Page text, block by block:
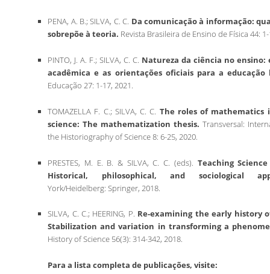
PENA, A. B.; SILVA, C. C. Da comunicação à informação:
sobrepõe à teoria. Revista Brasileira de Ensino de Física 44:
PINTO, J. A. F.; SILVA, C. C. Natureza da ciência no ensino:
acadêmica e as orientações oficiais para a educação
Educação 27: 1-17, 2021.
TOMAZELLA F. C.; SILVA, C. C. The roles of
science: The mathematization thesis. Transversal:
the Historiography of Science 8: 6-25, 2020.
PRESTES, M. E. B. & SILVA, C. C. (eds). Teaching
Historical, philosophical, and sociological
York/Heidelberg: Springer, 2018.
SILVA, C. C.; HEERING, P. Re-examining the early history
Stabilization and variation in transforming a
History of Science 56(3): 314-342, 2018.
Para a lista completa de publicações, visite: